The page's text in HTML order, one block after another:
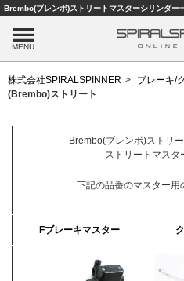
Brembo(ブレンボ)ストリートマスターシリンダー
MENU
株式会社SPIRALSPINNER ブレーキ/
(Brembo)ストリート
Brembo(ブレンボ)ストリ
ストリートマスタ
下記の品番のマスター用
Fブレーキマスター